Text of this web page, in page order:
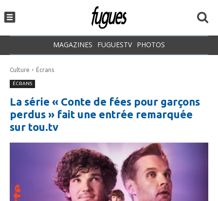
MAGAZINES FUGUESTV PHOTOS
Culture Écrans
ÉCRANS
La série « Conte de fées pour garçons
perdus » fait une entrée remarquée
sur tou.tv